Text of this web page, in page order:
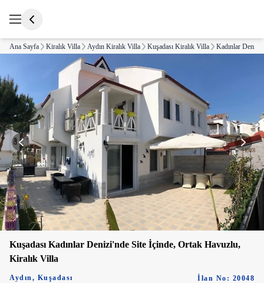
Ana Sayfa Kiralık Villa Aydın Kiralık Villa Kuşadası Kiralık Villa Kadınlar Denizi
Kuşadası Kadınlar Denizi'nde Site İçinde, Ortak Havuzlu,
Kiralık Villa
Aydın, Kuşadası İlan No: 20048